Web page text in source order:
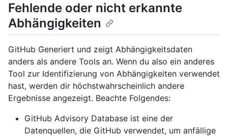
Fehlende oder nicht erkannte
Abhängigkeiten
GitHub Generiert und zeigt Abhängigkeitsdaten
anders als andere Tools an. Wenn du also ein anderes
Tool zur Identifizierung von Abhängigkeiten verwendet
hast, werden dir höchstwahrscheinlich andere
Ergebnisse angezeigt. Beachte Folgendes:
GitHub Advisory Database ist eine der
Datenquellen, die GitHub verwendet, um anfällige